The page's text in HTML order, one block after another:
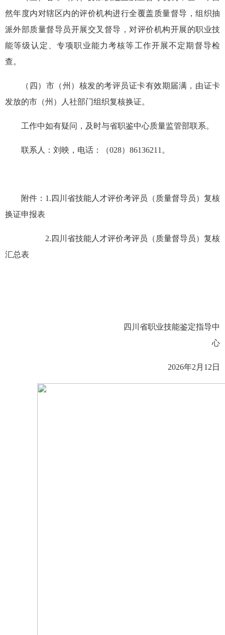
然年度内对辖区内的评价机构进行全覆盖 质量督导，组织抽
派外部质量督导员开展交叉督导， 对评价机构开展的职业技
能等级认定、专项职业能力考核等工作开展不定期督导检
查。
（ 四 ） 市（州）核发的考评员证卡有效期届满，由证卡
发放的市（州）人社部门组织复核换证。
工作中如有疑问，及时与省职鉴中心质量监管部联系。
联系人：刘映，电话：（028） 86136211 。
附件： 1. 四川省技能人才评价考评员（质量督导员）复核
换证申报表
2. 四川省技能人才评价考评员（ 质量督导员）复核
汇总表
四川省职业技能鉴定指导中
心
2026年2 月 12 日